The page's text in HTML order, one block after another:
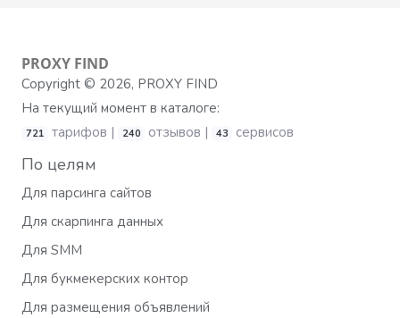
PROXY FIND
Copyright © 2026, PROXY FIND
На текущий момент в каталоге:
721 тарифов | 240 отзывов | 43 сервисов
По целям
Для парсинга сайтов
Для скарпинга данных
Для SMM
Для букмекерских контор
Для размещения объявлений